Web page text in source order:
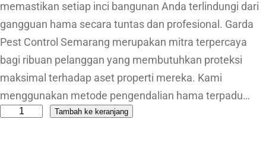
memastikan setiap inci bangunan Anda terlindungi dari
gangguan hama secara tuntas dan profesional. Garda
Pest Control Semarang merupakan mitra terpercaya
bagi ribuan pelanggan yang membutuhkan proteksi
maksimal terhadap aset properti mereka. Kami
menggunakan metode pengendalian hama terpadu…
Tambah ke keranjang